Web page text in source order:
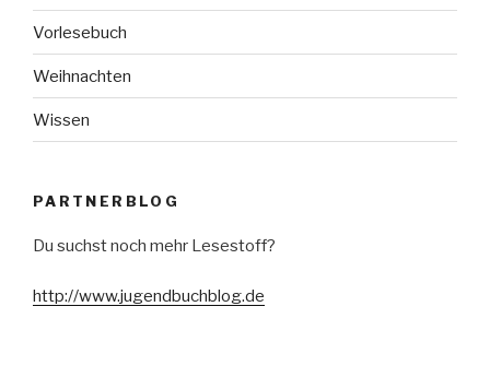
Vorlesebuch
Weihnachten
Wissen
PARTNERBLOG
Du suchst noch mehr Lesestoff?
http://www.jugendbuchblog.de